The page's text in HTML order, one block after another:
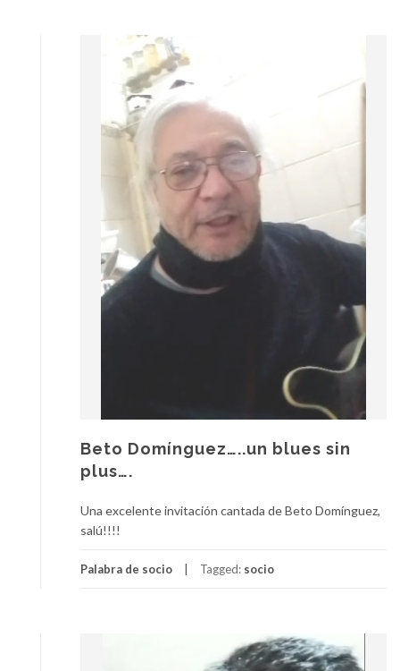
Beto Domínguez…..un blues sin
plus….
Una excelente invitación cantada de Beto Domínguez,
salú!!!!
Palabra de socio Tagged: socio